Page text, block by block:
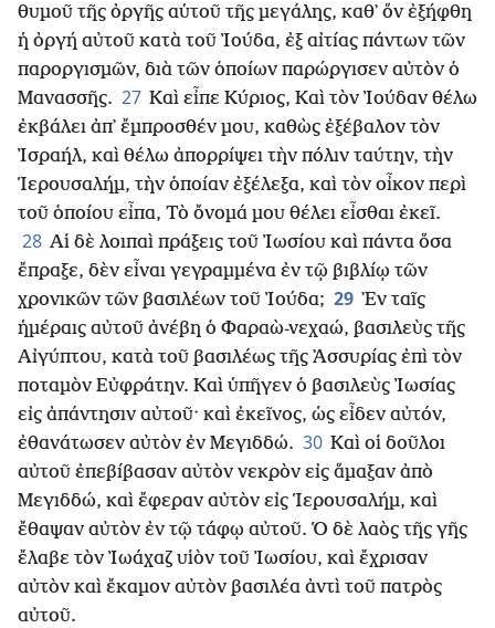
θυμοῦ τῆς ὀργῆς αὑτοῦ τῆς μεγάλης, καθ᾿ ὅν ἐξήφθη
ἡ ὀργή αὐτοῦ κατὰ τοῦ Ἰούδα, ἐξ αἰτίας πάντων τῶν
παροργισμῶν, διὰ τῶν ὁποίων παρώργισεν αὐτὸν ὁ
Μανασσῆς. 27 Καὶ εἶπε Κύριος, Καὶ τὸν Ἰούδαν θέλω
ἐκβάλει ἀπ᾿ ἔμπροσθέν μου, καθὼς ἐξέβαλον τὸν
Ἰσραήλ, καὶ θέλω ἀπορρίψει τὴν πόλιν ταύτην, τὴν
Ἱερουσαλήμ, τὴν ὁποίαν ἐξέλεξα, καὶ τὸν οἶκον περὶ
τοῦ ὁποίου εἶπα, Τὸ ὄνομά μου θέλει εἶσθαι ἐκεῖ.
28 Αἱ δὲ λοιπαὶ πράξεις τοῦ Ἰωσίου καὶ πάντα ὅσα
ἔπραξε, δὲν εἶναι γεγραμμένα ἐν τῷ βιβλίῳ τῶν
χρονικῶν τῶν βασιλέων τοῦ Ἰούδα; 29 ᾿Εν ταῖς
ἡμέραις αὐτοῦ ἀνέβη ὁ Φαραὼ-νεχαώ, βασιλεὺς τῆς
Αἰγύπτου, κατὰ τοῦ βασιλέως τῆς ᾿Ασσυρίας ἐπὶ τὸν
ποταμὸν Εὐφράτην. Καὶ ὑπῆγεν ὁ βασιλεὺς Ἰωσίας
εἰς ἀπάντησιν αὐτοῦ· καὶ ἐκεῖνος, ὡς εἶδεν αὐτόν,
ἐθανάτωσεν αὐτὸν ἐν Μεγιδδώ. 30 Καὶ οἱ δοῦλοι
αὐτοῦ ἐπεβίβασαν αὐτὸν νεκρὸν εἰς ἅμαξαν ἀπὸ
Μεγιδδώ, καὶ ἔφεραν αὐτὸν εἰς Ἱερουσαλήμ, καὶ
ἔθαψαν αὐτὸν ἐν τῷ τάφῳ αὐτοῦ. Ὁ δὲ λαὸς τῆς γῆς
ἔλαβε τὸν Ἰωάχαζ υἱὸν τοῦ Ἰωσίου, καὶ ἔχρισαν
αὐτὸν καὶ ἔκαμον αὐτὸν βασιλέα ἀντὶ τοῦ πατρὸς
αὐτοῦ.